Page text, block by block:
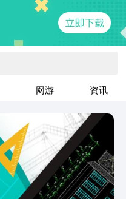
网游 资讯